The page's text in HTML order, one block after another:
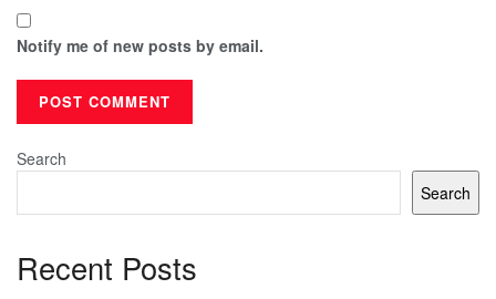
Notify me of new posts by email.
Search
Search
Recent Posts